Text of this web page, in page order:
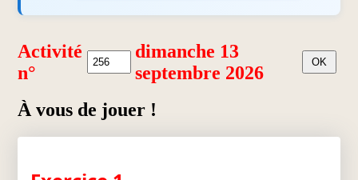
Activité
n°
dimanche 13
septembre 2026
À vous de jouer !